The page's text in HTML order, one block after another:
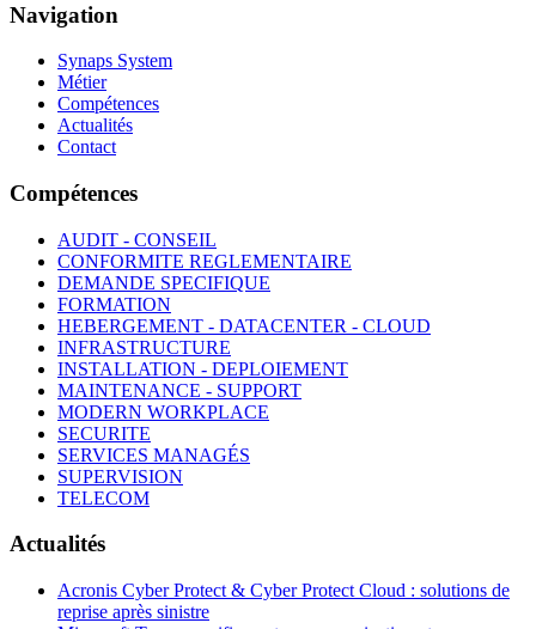
Navigation
Synaps System
Métier
Compétences
Actualités
Contact
Compétences
AUDIT - CONSEIL
CONFORMITE REGLEMENTAIRE
DEMANDE SPECIFIQUE
FORMATION
HEBERGEMENT - DATACENTER - CLOUD
INFRASTRUCTURE
INSTALLATION - DEPLOIEMENT
MAINTENANCE - SUPPORT
MODERN WORKPLACE
SECURITE
SERVICES MANAGÉS
SUPERVISION
TELECOM
Actualités
Acronis Cyber Protect & Cyber Protect Cloud : solutions de
reprise après sinistre